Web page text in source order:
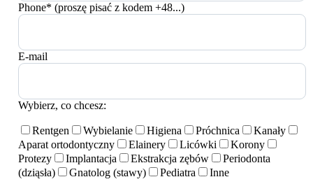
Phone* (proszę pisać z kodem +48...)
E-mail
Wybierz, co chcesz:
Rentgen Wybielanie Higiena Próchnica
Kanały
Aparat ortodontyczny
Elainery Licówki
Korony
Protezy
Implantacja Ekstrakcja zębów
Periodonta
(dziąsła)
Gnatolog (stawy) Pediatra Inne